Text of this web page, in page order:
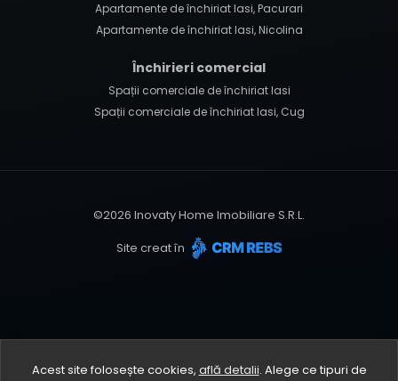
Apartamente de închiriat Iasi, Pacurari
Apartamente de închiriat Iasi, Nicolina
Închirieri comercial
Spații comerciale de închiriat Iasi
Spații comerciale de închiriat Iasi, Cug
©2026 Inovaty Home Imobiliare S.R.L.
Site creat în
Acest site folosește cookies, află detalii. Alege ce tipuri de